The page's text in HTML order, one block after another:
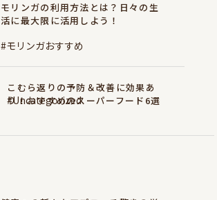
モリンガの利用方法とは？日々の生
活に最大限に活用しよう！
#モリンガおすすめ
こむら返りの予防＆改善に効果あ
り！おすすめのスーパーフード6選
#Uncategorized